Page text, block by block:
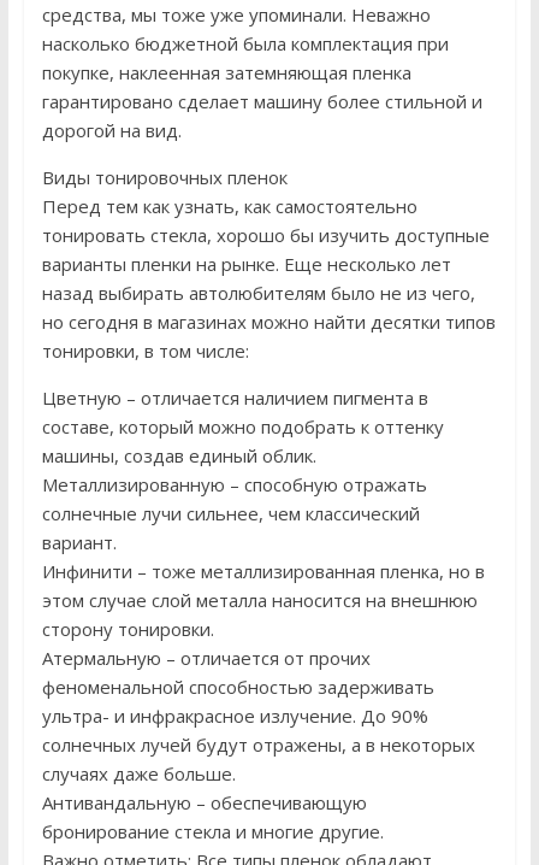
средства, мы тоже уже упоминали. Неважно
насколько бюджетной была комплектация при
покупке, наклеенная затемняющая пленка
гарантировано сделает машину более стильной и
дорогой на вид.
Виды тонировочных пленок
Перед тем как узнать, как самостоятельно
тонировать стекла, хорошо бы изучить доступные
варианты пленки на рынке. Еще несколько лет
назад выбирать автолюбителям было не из чего,
но сегодня в магазинах можно найти десятки типов
тонировки, в том числе:
Цветную – отличается наличием пигмента в
составе, который можно подобрать к оттенку
машины, создав единый облик.
Металлизированную – способную отражать
солнечные лучи сильнее, чем классический
вариант.
Инфинити – тоже металлизированная пленка, но в
этом случае слой металла наносится на внешнюю
сторону тонировки.
Атермальную – отличается от прочих
феноменальной способностью задерживать
ультра- и инфракрасное излучение. До 90%
солнечных лучей будут отражены, а в некоторых
случаях даже больше.
Антивандальную – обеспечивающую
бронирование стекла и многие другие.